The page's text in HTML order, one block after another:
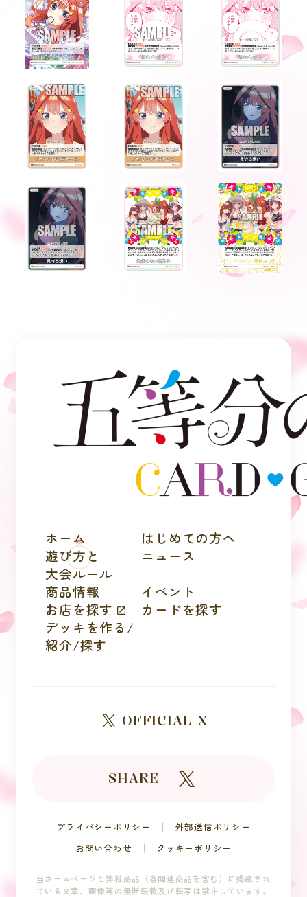
ホーム
はじめての方へ
遊び方と
大会ルール
ニュース
商品情報
イベント
お店を探す
カードを探す
デッキを作る/
紹介/探す
OFFICIAL X
SHARE
プライバシーポリシー
外部送信ポリシー
お問い合わせ
クッキーポリシー
当ホームページと弊社商品（各関連商品を含む）に掲載され
ている文章、 画像等の無断転載及び転写は禁止しています。